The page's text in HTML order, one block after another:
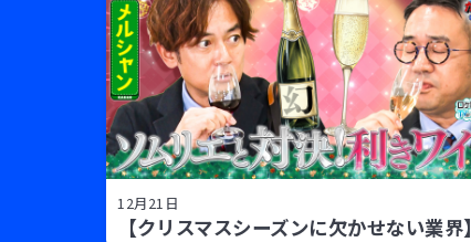
12月21日
【クリスマスシーズンに欠かせない業界】